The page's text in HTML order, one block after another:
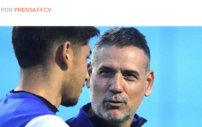
POR PRENSA FFCV